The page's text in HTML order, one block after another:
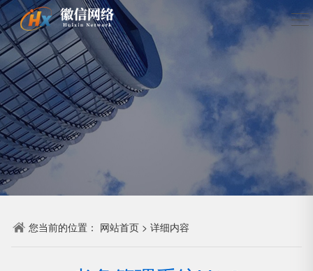
您当前的位置： 网站首页 > 详细内容